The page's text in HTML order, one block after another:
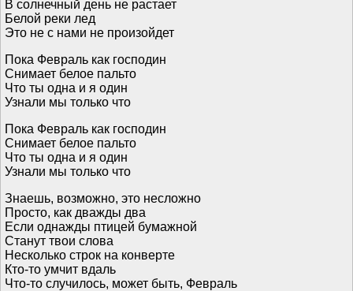
В солнечный день не растает
Белой реки лед
Это не с нами не произойдет
Пока Февраль как господин
Снимает белое пальто
Что ты одна и я один
Узнали мы только что
Пока Февраль как господин
Снимает белое пальто
Что ты одна и я один
Узнали мы только что
Знаешь, возможно, это несложно
Просто, как дважды два
Если однажды птицей бумажной
Станут твои слова
Несколько строк на конверте
Кто-то умчит вдаль
Что-то случилось, может быть, Февраль